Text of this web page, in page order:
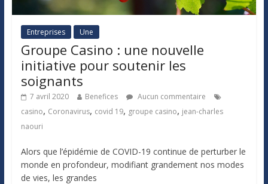
Entreprises Une
Groupe Casino : une nouvelle
initiative pour soutenir les
soignants
7 avril 2020 Benefices
Aucun commentaire
casino, Coronavirus, covid 19, groupe casino, jean-charles
naouri
Alors que l’épidémie de COVID-19 continue de perturber le
monde en profondeur, modifiant grandement nos modes
de vies, les grandes